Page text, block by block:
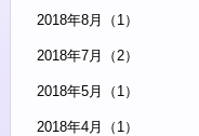
2018年8月（1）
2018年7月（2）
2018年5月（1）
2018年4月（1）